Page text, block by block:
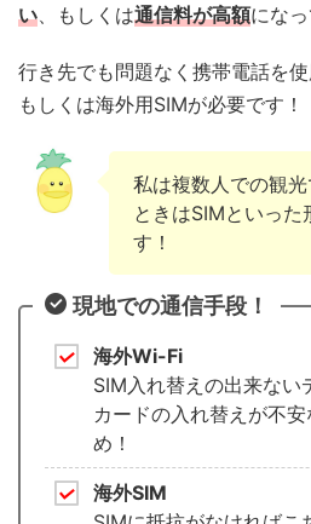
い 、もしくは通信料が高額になっ
行き先でも問題なく携帯電話を
もしくは海外用SIMが必要です！
私は複数人での観
ときはSIMといった
す！
現地での通信手段！
海外Wi-Fi
SIM入れ替えの出来ない
カードの入れ替えが不
め！
海外SIM